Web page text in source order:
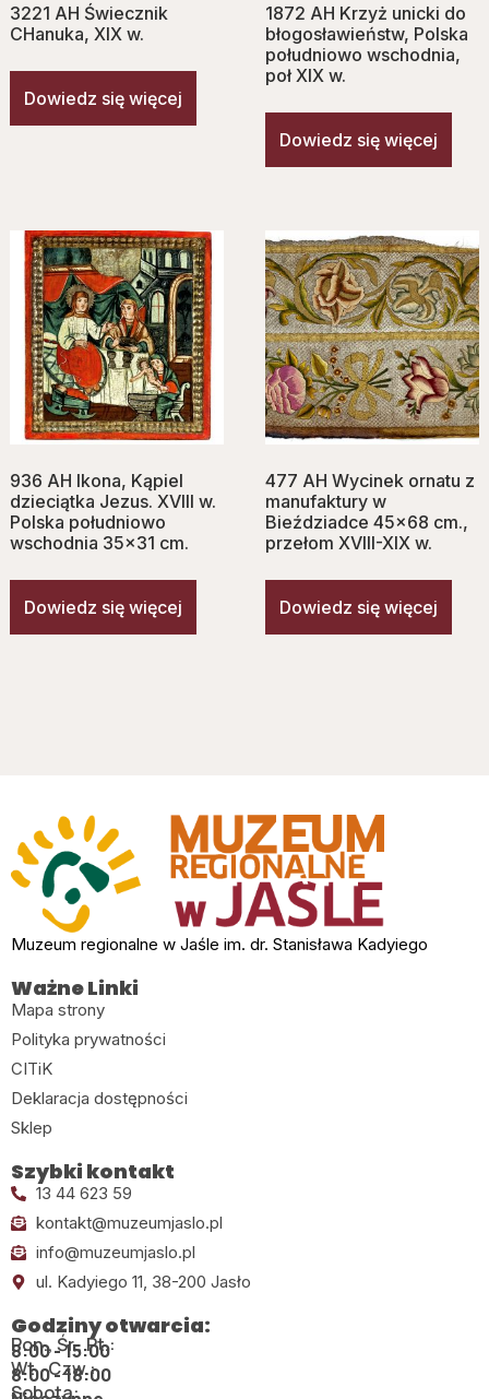
3221 AH Świecznik
CHanuka, XIX w.
Dowiedz się więcej
1872 AH Krzyż unicki do
błogosławieństw, Polska
południowo wschodnia,
poł XIX w.
Dowiedz się więcej
936 AH Ikona, Kąpiel
dzieciątka Jezus. XVIII w.
Polska południowo
wschodnia 35×31 cm.
Dowiedz się więcej
477 AH Wycinek ornatu z
manufaktury w
Bieździadce 45×68 cm.,
przełom XVIII-XIX w.
Dowiedz się więcej
Muzeum regionalne w Jaśle im. dr. Stanisława Kadyiego
Ważne Linki
Mapa strony
Polityka prywatności
CITiK
Deklaracja dostępności
Sklep
Szybki kontakt
13 44 623 59
kontakt@muzeumjaslo.pl
info@muzeumjaslo.pl
ul. Kadyiego 11, 38-200 Jasło
Godziny otwarcia:
Pon., Śr., Pt.:
8:00 - 15:00
Wt., Czw.:
8:00 - 18:00
Sobota: